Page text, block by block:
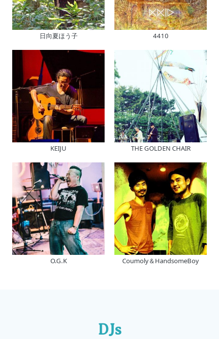
日向夏ほう子 4410
KEIJU THE GOLDEN CHAIR
O.G.K Coumoly＆HandsomeBoy
DJs